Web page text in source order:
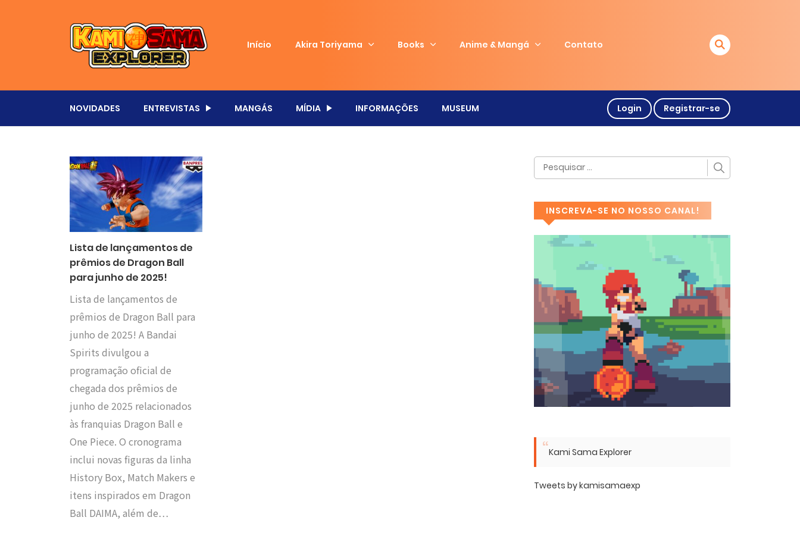
Início Akira Toriyama Books Anime & Mangá Contato
NOVIDADES ENTREVISTAS MANGÁS MÍDIA INFORMAÇÕES MUSEUM Login Registrar-se
Lista de lançamentos de
prêmios de Dragon Ball
para junho de 2025!
Lista de lançamentos de
prêmios de Dragon Ball para
junho de 2025! A Bandai
Spirits divulgou a
programação oficial de
chegada dos prêmios de
junho de 2025 relacionados
às franquias Dragon Ball e
One Piece. O cronograma
inclui novas figuras da linha
History Box, Match Makers e
itens inspirados em Dragon
Ball DAIMA, além de…
INSCREVA-SE NO NOSSO CANAL!
Kami Sama Explorer
Tweets by kamisamaexp